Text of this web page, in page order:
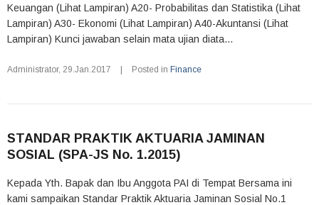
Keuangan (Lihat Lampiran) A20- Probabilitas dan Statistika (Lihat
Lampiran) A30- Ekonomi (Lihat Lampiran) A40-Akuntansi (Lihat
Lampiran) Kunci jawaban selain mata ujian diata...
Administrator, 29.Jan.2017 Posted in Finance
STANDAR PRAKTIK AKTUARIA JAMINAN
SOSIAL (SPA-JS No. 1.2015)
Kepada Yth. Bapak dan Ibu Anggota PAI di Tempat Bersama ini
kami sampaikan Standar Praktik Aktuaria Jaminan Sosial No.1